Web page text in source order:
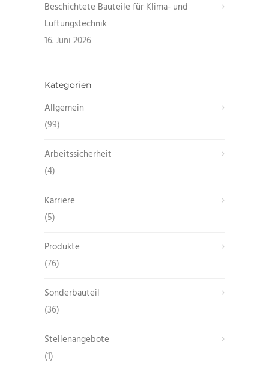
Beschichtete Bauteile für Klima- und
Lüftungstechnik
16. Juni 2026
Kategorien
Allgemein
(99)
Arbeitssicherheit
(4)
Karriere
(5)
Produkte
(76)
Sonderbauteil
(36)
Stellenangebote
(1)